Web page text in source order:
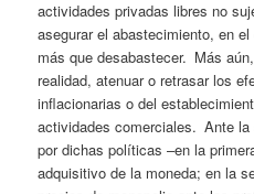
actividades privadas libres no
asegurar el abastecimiento, en
más que desabastecer. Más
realidad, atenuar o retrasar los
inflacionarias o del
actividades comerciales. Ante
por dichas políticas –en la
adquisitivo de la moneda; en la